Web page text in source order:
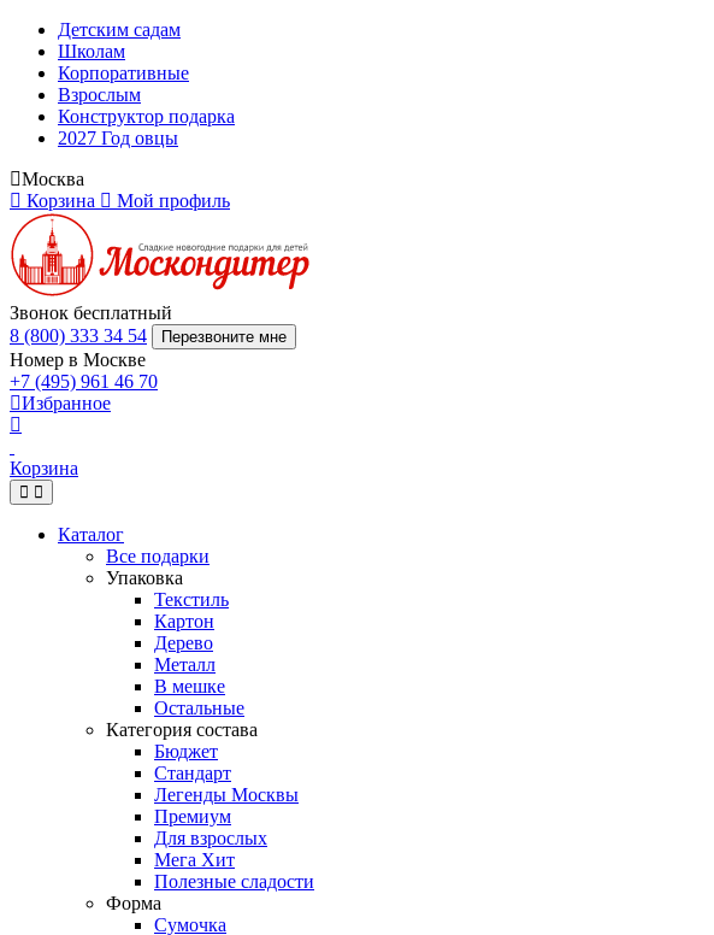
Детским садам
Школам
Корпоративные
Взрослым
Конструктор подарка
2027 Год овцы
Москва
Корзина
Мой профиль
Звонок бесплатный
8 (800) 333 34 54
Перезвоните мне
Номер в Москве
+7 (495) 961 46 70
Избранное
Корзина
Каталог
Все подарки
Упаковка
Текстиль
Картон
Дерево
Металл
В мешке
Остальные
Категория состава
Бюджет
Стандарт
Легенды Москвы
Премиум
Для взрослых
Мега Хит
Полезные сладости
Форма
Сумочка